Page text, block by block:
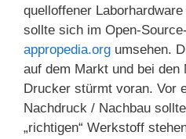
quelloffener
sollte sich im Open-
appropedia.org umsehen.
auf dem Markt und bei den
Drucker stürmt voran. Vor
Nachdruck / Nachbau
„richtigen“ Werkstoff